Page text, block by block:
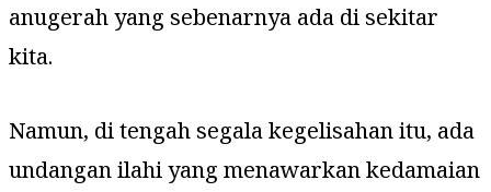
anugerah yang sebenarnya ada di sekitar
kita.
Namun, di tengah segala kegelisahan itu, ada
undangan ilahi yang menawarkan kedamaian